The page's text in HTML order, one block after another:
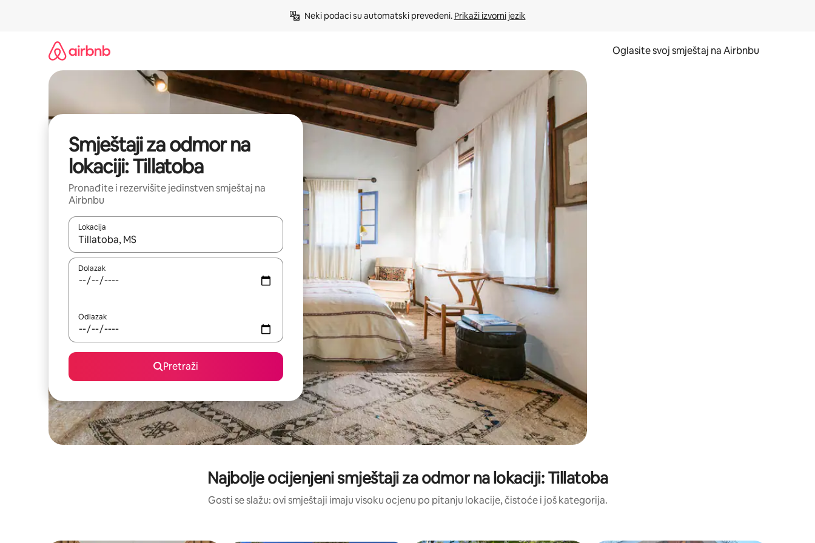
Neki podaci su automatski prevedeni. Prikaži izvorni jezik
Oglasite svoj smještaj na Airbnbu
Smještaji za odmor na
lokaciji: Tillatoba
Pronađite i rezervišite jedinstven smještaj na
Airbnbu
Lokacija
Kad rezultati budu dostupni, krećite se gore i dolje pomoću strelica ili ih pregledajte dodirom ili povlačenjem prsta.
Dolazak
Odlazak
Pretraži
Najbolje ocijenjeni smještaji za odmor na lokaciji: Tillatoba
Gosti se slažu: ovi smještaji imaju visoku ocjenu po pitanju lokacije, čistoće i još kategorija.